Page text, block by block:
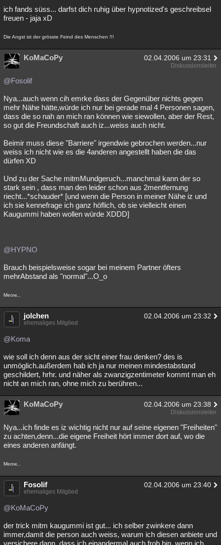
ich fands süss... darfst dich ruhig über hypnotized's geschreibsel
freuen - jaja xD
Die Angst ist der grösste Feind des Menschen !!!
KoMaCoPy 02.04.2006 um 23:31
Diskussionsleiter
@Fosolif
Nya...auch wenn cih emrke dass der Gegenüber nichts gegen
mehr Nähe hätte,würde ich nur bei gerade mal 4 Personen sagen,
dass die so nah an mich ran können wie siewollen, aber der Rest,
so gut die Freundschaft auch iz...weiss auch nicht.
Beimir muss diese "Barriere" irgendwie gebrochen werden...nur
weiss ich nicht wie es die 4anderen angestellt haben die das
dürfen XD
Und zu der Sache mitmMundgeruch...manchmal kann der so
stark sein , dass man den leider schon aus 2mentfernung
riecht...*schauder* [und wenn die Person in meiner Nähe iz und
ich sie kennefrage ich ganz höflich, ob sie vielleicht einen
Kaugummi haben wollen würde XDDD]
@HYPNO
Brauch beispielsweise sogar bei meinem Partner öfters
mehrAbstand als "normal"...O_o
Meow...
jolchen 02.04.2006 um 23:32
ehemaliges Mitglied
@Koma
wie soll ich denn aus der sicht einer frau denken? des is
unmöglich.außerdem hab ich ja nur meinen mindestabstand
geschildert, hrhr. und näher als zwanzigzentimeter kommt man eh
nicht an mich ran, ohne mich zu berühren...
KoMaCoPy 02.04.2006 um 23:38
Diskussionsleiter
Nya...ich finde es iz wichtig nicht nur auf seine eigenen "Freiheiten"
zu achten,denn...die eigene Freiheit hört immer dort auf, wo die
eines anderen anfängt.
Meow...
Fosolif 02.04.2006 um 23:40
ehemaliges Mitglied
@KoMaCoPy
der trick mitm kaugummi ist gut... ich selber zwinkere dann
immer,damit die person auch weiss, warum ich diesen anbiete und
versichere dann, dass ich einandermal auch froh bin, wenn ich